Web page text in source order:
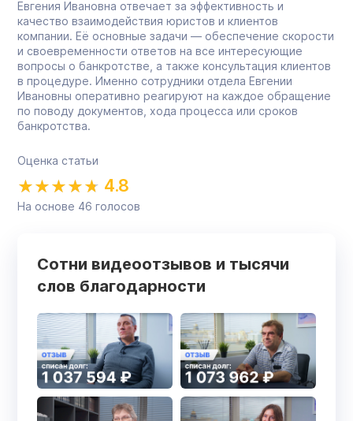
Евгения Ивановна отвечает за эффективность и
качество взаимодействия юристов и клиентов
компании. Её основные задачи — обеспечение скорости
и своевременности ответов на все интересующие
вопросы о банкротстве, а также консультация клиентов
в процедуре. Именно сотрудники отдела Евгении
Ивановны оперативно реагируют на каждое обращение
по поводу документов, хода процесса или сроков
банкротства.
Оценка статьи
4.8
На основе 46 голосов
Сотни видеоотзывов и тысячи
слов благодарности